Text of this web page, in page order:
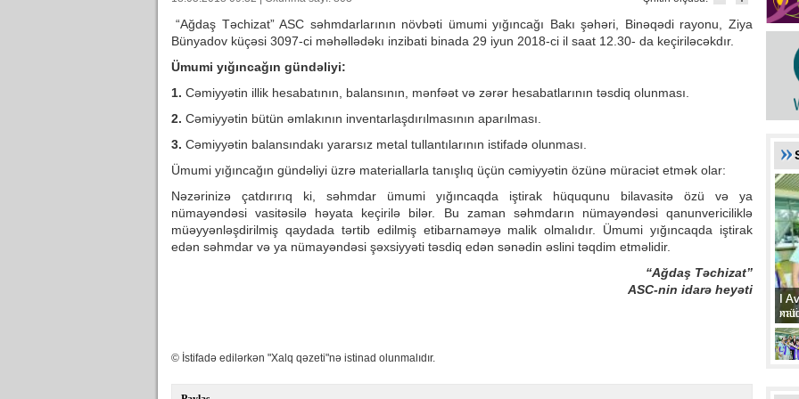
“Ağdaş Təchizat” ASC səhmdarlarının növbəti ümumi yığıncağı Bakı şəhəri, Binəqədi rayonu, Ziya
Bünyadov küçəsi 3097-ci məhəllədəkı inzibati binada 29 iyun 2018-ci il saat 12.30- da keçiriləcəkdır.
Ümumi yığıncağın gündəliyi:
1. Cəmiyyətin illik hesabatının, balansının, mənfəət və zərər hesabatlarının təsdiq olunması.
2. Cəmiyyətin bütün əmlakının inventarlaşdırılmasının aparılması.
3. Cəmiyyətin balansındakı yararsız metal tullantılarının istifadə olunması.
Ümumi yığıncağın gündəliyi üzrə materiallarla tanışlıq üçün cəmiyyətin özünə müraciət etmək olar:
Nəzərinizə çatdırırıq ki, səhmdar ümumi yığıncaqda iştirak hüququnu bilavasitə özü və ya
nümayəndəsi vasitəsilə həyata keçirilə bilər. Bu zaman səhmdarın nümayəndəsi qanunvericiliklə
müəyyənləşdirilmiş qaydada tərtib edilmiş etibarnaməyə malik olmalıdır. Ümumi yığıncaqda iştirak
edən səhmdar və ya nümayəndəsi şəxsiyyəti təsdiq edən sənədin əslini təqdim etməlidir.
“Ağdaş Təchizat”
ASC-nin idarə heyəti
© İstifadə edilərkən "Xalq qəzeti"nə istinad olunmalıdır.
II